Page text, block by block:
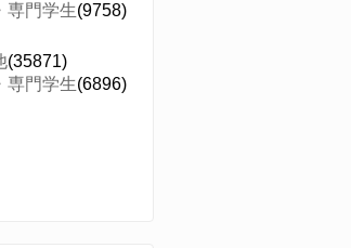
専門学生(9758)
(35871)
専門学生(6896)